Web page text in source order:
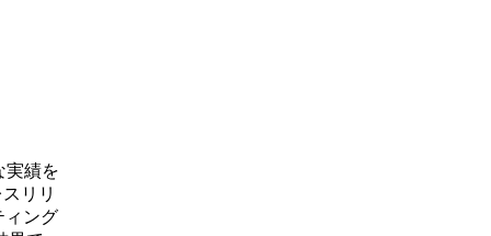
実績を
リリ
ィング